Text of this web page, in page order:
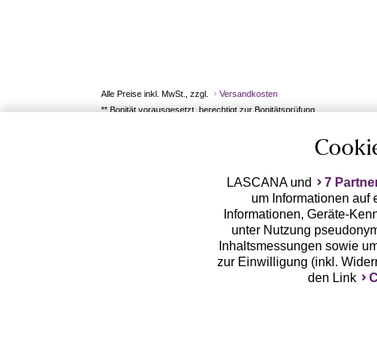
Alle Preise inkl. MwSt., zzgl.
Versandkosten
** Bonität vorausgesetzt, berechtigt zur Bonitätsprüfung
LASCANA und 7
um Informationen auf
Informationen, Geräte-
unter Nutzung
Inhaltsmessungen sowie
zur Einwilligung (inkl.
den Link
LASCANA arbeitet mit